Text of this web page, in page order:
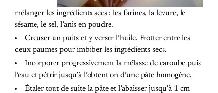
mélanger les ingrédients secs : les farines, la levure, le
sésame, le sel, l’anis en poudre.
Creuser un puits et y verser l’huile. Frotter entre les
deux paumes pour imbiber les ingrédients secs.
Incorporer progressivement la mélasse de caroube puis
l’eau et pétrir jusqu’à l’obtention d’une pâte homogène.
Étaler tout de suite la pâte et l’abaisser jusqu’à 1 cm